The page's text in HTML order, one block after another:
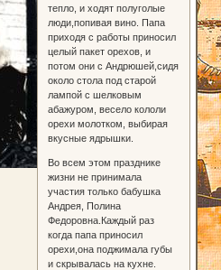
тепло, и ходят полуголые
люди,попивая вино. Папа
приходя с работы приносил
целый пакет орехов, и
потом они с Андрюшей,сидя
около стола под старой
лампой с шелковым
абажуром, весело кололи
орехи молотком, выбирая
вкусные ядрышки.
Во всем этом празднике
жизни не принимала
участия только бабушка
Андрея, Полина
Федоровна.Каждый раз
когда папа приносил
орехи,она поджимала губы
и скрывалась на кухне.